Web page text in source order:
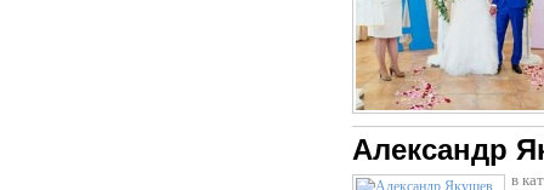
Александр
в